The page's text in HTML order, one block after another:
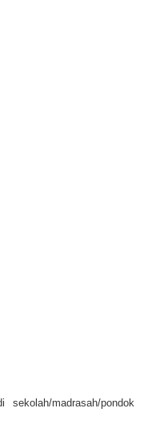
madrasah/pondok